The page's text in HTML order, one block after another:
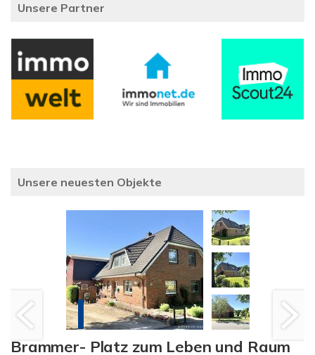
Unsere Partner
Unsere neuesten Objekte
Brammer- Platz zum Leben und Raum